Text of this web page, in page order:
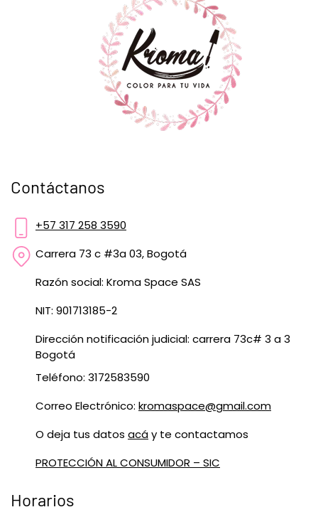
Contáctanos
+57 317 258 3590
Carrera 73 c #3a 03, Bogotá
Razón social: Kroma Space SAS
NIT: 901713185-2
Dirección notificación judicial: carrera 73c# 3 a 3
Bogotá
Teléfono: 3172583590
Correo Electrónico: kromaspace@gmail.com
O deja tus datos acáy te contactamos
PROTECCIÓN AL CONSUMIDOR – SIC
Horarios